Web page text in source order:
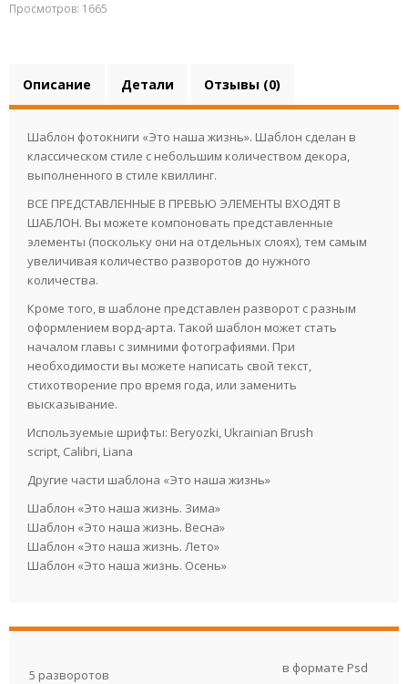
Просмотров: 1665
Описание Детали Отзывы (0)
Шаблон фотокниги «Это наша жизнь». Шаблон сделан в
классическом стиле с небольшим количеством декора,
выполненного в стиле квиллинг.
ВСЕ ПРЕДСТАВЛЕННЫЕ В ПРЕВЬЮ ЭЛЕМЕНТЫ ВХОДЯТ В
ШАБЛОН. Вы можете компоновать представленные
элементы (поскольку они на отдельных слоях), тем самым
увеличивая количество разворотов до нужного
количества.
Кроме того, в шаблоне представлен разворот с разным
оформлением ворд-арта. Такой шаблон может стать
началом главы с зимними фотографиями. При
необходимости вы можете написать свой текст,
стихотворение про время года, или заменить
высказывание.
Используемые шрифты: Beryozki, Ukrainian Brush
script, Calibri, Liana
Другие части шаблона «Это наша жизнь»
Шаблон «Это наша жизнь. Зима»
Шаблон «Это наша жизнь. Весна»
Шаблон «Это наша жизнь. Лето»
Шаблон «Это наша жизнь. Осень»
5 разворотов в формате Psd